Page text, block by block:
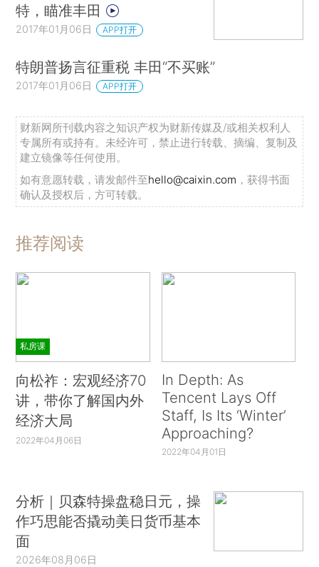
特，瞄准丰田
2017年01月06日 APP打开
特朗普扬言征重税 丰田“不买账”
2017年01月06日 APP打开
财新网所刊载内容之知识产权为财新传媒及/或相关权利人
专属所有或持有。未经许可，禁止进行转载、摘编、复制及
建立镜像等任何使用。
如有意愿转载，请发邮件至hello@caixin.com ，获得书面
确认及授权后，方可转载。
推荐阅读
私房课
向松祚：宏观经济70
讲，带你了解国内外
经济大局
2022年04月06日
In Depth: As
Tencent Lays Off
Staff, Is Its ‘Winter’
Approaching?
2022年04月01日
分析｜贝森特操盘稳日元，操
作巧思能否撬动美日货币基本
面
2026年08月06日